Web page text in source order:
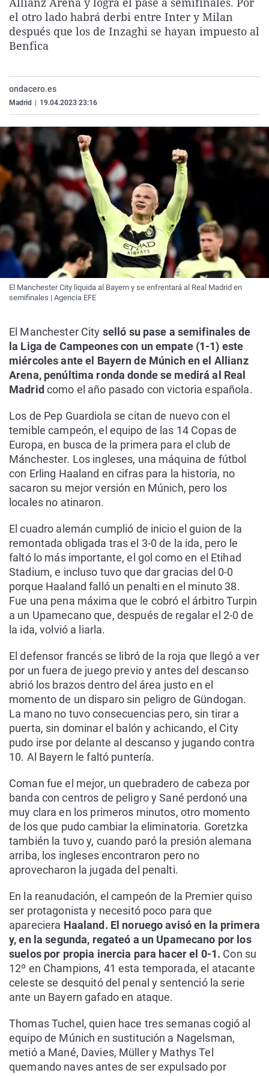
La rosa de los vientos
Gente viajera
Caso
Retornados
Extremadura
Galicia
Virales
Televisión
el otro lado habrá derbi entre Inter y Milan
después que los de Inzaghi se hayan impuesto al
Benfica
ondacero.es
Madrid 19.04.2023 23:16
El Manchester City liquida al Bayern y se enfrentará al Real Madrid en
semifinales | Agencia EFE
El Manchester City selló su pase a semifinales de
la Liga de Campeones con un empate (1-1) este
miércoles ante el Bayern de Múnich en el Allianz
Arena, penúltima ronda donde se medirá al Real
Madrid como el año pasado con victoria española.
Los de Pep Guardiola se citan de nuevo con el
temible campeón, el equipo de las 14 Copas de
Europa, en busca de la primera para el club de
Mánchester. Los ingleses, una máquina de fútbol
con Erling Haaland en cifras para la historia, no
sacaron su mejor versión en Múnich, pero los
locales no atinaron.
El cuadro alemán cumplió de inicio el guion de la
remontada obligada tras el 3-0 de la ida, pero le
faltó lo más importante, el gol como en el Etihad
Stadium, e incluso tuvo que dar gracias del 0-0
porque Haaland falló un penalti en el minuto 38.
Fue una pena máxima que le cobró el árbitro Turpin
a un Upamecano que, después de regalar el 2-0 de
la ida, volvió a liarla.
El defensor francés se libró de la roja que llegó a ver
por un fuera de juego previo y antes del descanso
abrió los brazos dentro del área justo en el
momento de un disparo sin peligro de Gündogan.
La mano no tuvo consecuencias pero, sin tirar a
puerta, sin dominar el balón y achicando, el City
pudo irse por delante al descanso y jugando contra
10. Al Bayern le faltó puntería.
Coman fue el mejor, un quebradero de cabeza por
banda con centros de peligro y Sané perdonó una
muy clara en los primeros minutos, otro momento
de los que pudo cambiar la eliminatoria. Goretzka
también la tuvo y, cuando paró la presión alemana
arriba, los ingleses encontraron pero no
aprovecharon la jugada del penalti.
En la reanudación, el campeón de la Premier quiso
ser protagonista y necesitó poco para que
apareciera Haaland. El noruego avisó en la primera
y, en la segunda, regateó a un Upamecano por los
suelos por propia inercia para hacer el 0-1. Con su
12º en Champions, 41 esta temporada, el atacante
celeste se desquitó del penal y sentenció la serie
ante un Bayern gafado en ataque.
Thomas Tuchel, quien hace tres semanas cogió al
equipo de Múnich en sustitución a Nagelsman,
metió a Mané, Davies, Müller y Mathys Tel
quemando naves antes de ser expulsado por